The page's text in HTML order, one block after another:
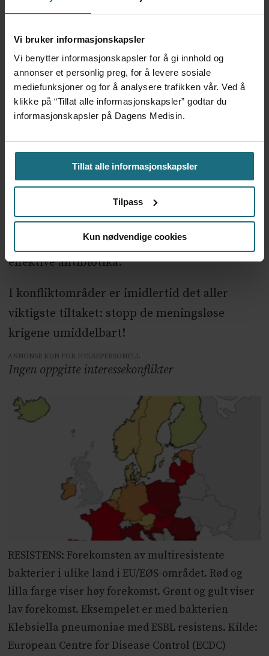
Vi bruker informasjonskapsler
Vi benytter informasjonskapsler for å gi innhold og
annonser et personlig preg, for å levere sosiale
mediefunksjoner og for å analysere trafikken vår. Ved å
klikke på “Tillat alle informasjonskapsler” godtar du
informasjonskapsler på Dagens Medisin.
Tillat alle informasjonskapsler
Tilpass
Kun nødvendige cookies
antibiotikabruken øker raskt i Norge. Det er
Italia og i resten av Europa påvirker oss alle.
Vi må ha en ny handlingsplan snarest. En ny
handlingsplan må gi klare mål og tiltak for å
forebygge videre resistensutvikling i Norge.
Planen må ha fokus på diagnostikk, rasjonell
antibiotikabruk og smittevern. Norske
myndigheter og fagmiljøer må i tillegg ta
initiativ til og bidra i et forsterket europeisk
og globalt samarbeid mot
antibiotikaresistens og styrke tilgangen til
effektive antibiotika.
I konfliktområder er imidlertid det aller
viktigste tiltaket: stopp de meningsløse
krigene umiddelbart!
ANNONSE KUN FOR HELSEPERSONELL
Ingen oppgitte interessekonflikter
RESISTENS: Forekomsten av multiresistente
bakterier i ulike land i EU/EØS-området. Rød og
lilla farge viser høy forekomst. Grønt og gult viser
lav forekomst. Eksempelet er med bakterien
Klebsiella pneumoniae med ESBL resistens. Kilde:
European Centre for Disease Control (ECDC)